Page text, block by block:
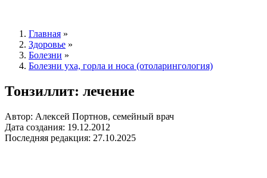
Главная »
Здоровье »
Болезни »
Болезни уха, горла и носа (отоларингология)
Тонзиллит: лечение
Автор: Алексей Портнов, семейный врач
Дата создания: 19.12.2012
Последняя редакция: 27.10.2025